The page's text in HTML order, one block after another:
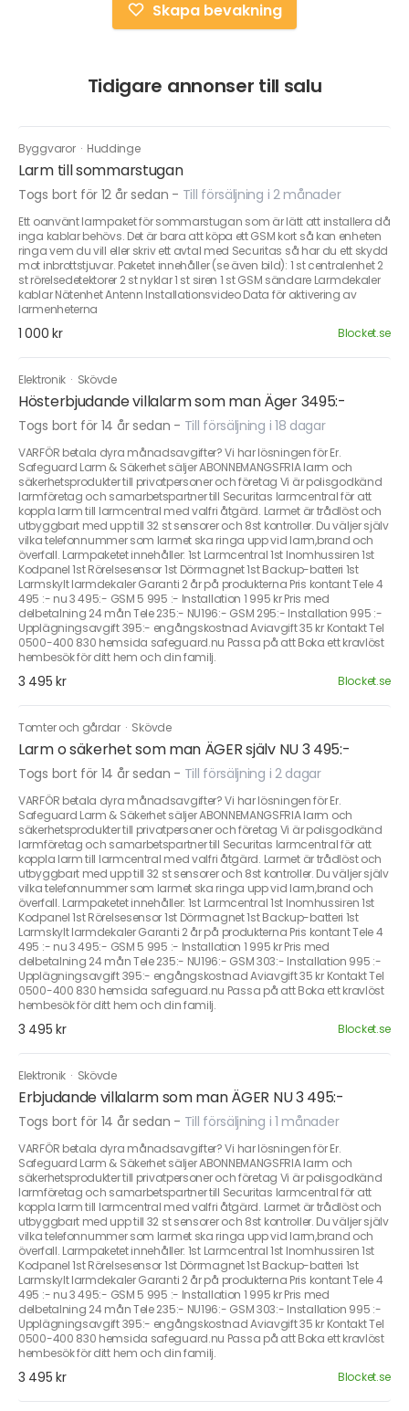
Skapa bevakning
Tidigare annonser till salu
Byggvaror · Huddinge
Larm till sommarstugan
Togs bort för 12 år sedan - Till försäljning i 2 månader
Ett oanvänt larmpaket för sommarstugan som är lätt att installera då
inga kablar behövs. Det är bara att köpa ett GSM kort så kan enheten
ringa vem du vill eller skriv ett avtal med Securitas så har du ett skydd
mot inbrottstjuvar. Paketet innehåller (se även bild): 1 st centralenhet 2
st rörelsedetektorer 2 st nyklar 1 st siren 1 st GSM sändare Larmdekaler
kablar Nätenhet Antenn Installationsvideo Data för aktivering av
larmenheterna
1 000 kr Blocket.se
Elektronik · Skövde
Hösterbjudande villalarm som man Äger 3495:-
Togs bort för 14 år sedan - Till försäljning i 18 dagar
VARFÖR betala dyra månadsavgifter? Vi har lösningen för Er.
Safeguard Larm & Säkerhet säljer ABONNEMANGSFRIA larm och
säkerhetsprodukter till privatpersoner och företag Vi är polisgodkänd
larmföretag och samarbetspartner till Securitas larmcentral för att
koppla larm till larmcentral med valfri åtgärd. Larmet är trådlöst och
utbyggbart med upp till 32 st sensorer och 8st kontroller. Du väljer själv
vilka telefonnummer som larmet ska ringa upp vid larm,brand och
överfall. Larmpaketet innehåller: 1st Larmcentral 1st Inomhussiren 1st
Kodpanel 1st Rörelsesensor 1st Dörrmagnet 1st Backup-batteri 1st
Larmskylt larmdekaler Garanti 2 år på produkterna Pris kontant Tele 4
495 :- nu 3 495:- GSM 5 995 :- Installation 1 995 kr Pris med
delbetalning 24 mån Tele 235:- NU196:- GSM 295:- Installation 995 :-
Upplägningsavgift 395:- engångskostnad Aviavgift 35 kr Kontakt Tel
0500-400 830 hemsida safeguard.nu Passa på att Boka ett kravlöst
hembesök för ditt hem och din familj.
3 495 kr Blocket.se
Tomter och gårdar · Skövde
Larm o säkerhet som man ÄGER själv NU 3 495:-
Togs bort för 14 år sedan - Till försäljning i 2 dagar
VARFÖR betala dyra månadsavgifter? Vi har lösningen för Er.
Safeguard Larm & Säkerhet säljer ABONNEMANGSFRIA larm och
säkerhetsprodukter till privatpersoner och företag Vi är polisgodkänd
larmföretag och samarbetspartner till Securitas larmcentral för att
koppla larm till larmcentral med valfri åtgärd. Larmet är trådlöst och
utbyggbart med upp till 32 st sensorer och 8st kontroller. Du väljer själv
vilka telefonnummer som larmet ska ringa upp vid larm,brand och
överfall. Larmpaketet innehåller: 1st Larmcentral 1st Inomhussiren 1st
Kodpanel 1st Rörelsesensor 1st Dörrmagnet 1st Backup-batteri 1st
Larmskylt larmdekaler Garanti 2 år på produkterna Pris kontant Tele 4
495 :- nu 3 495:- GSM 5 995 :- Installation 1 995 kr Pris med
delbetalning 24 mån Tele 235:- NU196:- GSM 303:- Installation 995 :-
Upplägningsavgift 395:- engångskostnad Aviavgift 35 kr Kontakt Tel
0500-400 830 hemsida safeguard.nu Passa på att Boka ett kravlöst
hembesök för ditt hem och din familj.
3 495 kr Blocket.se
Elektronik · Skövde
Erbjudande villalarm som man ÄGER NU 3 495:-
Togs bort för 14 år sedan - Till försäljning i 1 månader
VARFÖR betala dyra månadsavgifter? Vi har lösningen för Er.
Safeguard Larm & Säkerhet säljer ABONNEMANGSFRIA larm och
säkerhetsprodukter till privatpersoner och företag Vi är polisgodkänd
larmföretag och samarbetspartner till Securitas larmcentral för att
koppla larm till larmcentral med valfri åtgärd. Larmet är trådlöst och
utbyggbart med upp till 32 st sensorer och 8st kontroller. Du väljer själv
vilka telefonnummer som larmet ska ringa upp vid larm,brand och
överfall. Larmpaketet innehåller: 1st Larmcentral 1st Inomhussiren 1st
Kodpanel 1st Rörelsesensor 1st Dörrmagnet 1st Backup-batteri 1st
Larmskylt larmdekaler Garanti 2 år på produkterna Pris kontant Tele 4
495 :- nu 3 495:- GSM 5 995 :- Installation 1 995 kr Pris med
delbetalning 24 mån Tele 235:- NU196:- GSM 303:- Installation 995 :-
Upplägningsavgift 395:- engångskostnad Aviavgift 35 kr Kontakt Tel
0500-400 830 hemsida safeguard.nu Passa på att Boka ett kravlöst
hembesök för ditt hem och din familj.
3 495 kr Blocket.se